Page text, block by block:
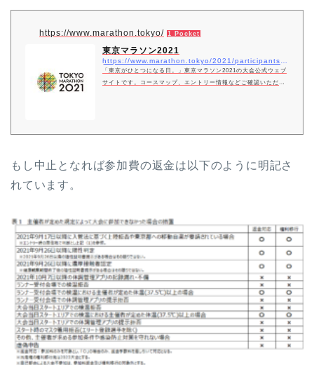
https://www.marathon.tokyo/ 1 Pocket
東京マラソン2021
https://www.marathon.tokyo/2021/participants/guideline
「東京がひとつになる日。」東京マラソン2021の大会公式ウェブ
サイトです。コースマップ、エントリー情報などご確認いただけ
もし中止となれば参加費の返金は以下のように明記さ
れています。